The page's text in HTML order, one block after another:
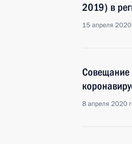
2019) в
15 апреля
Совещание
8 апреля 2020